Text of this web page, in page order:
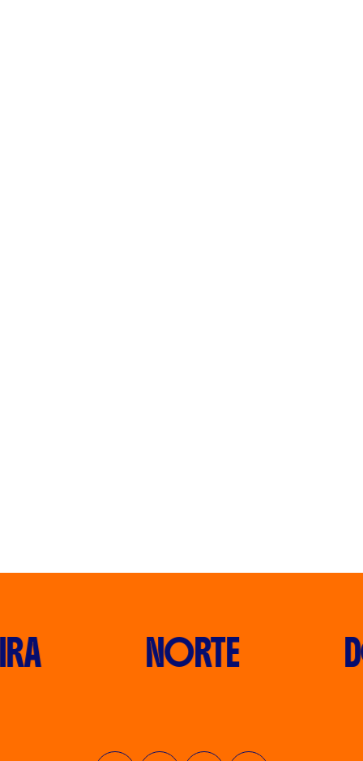
NORTE